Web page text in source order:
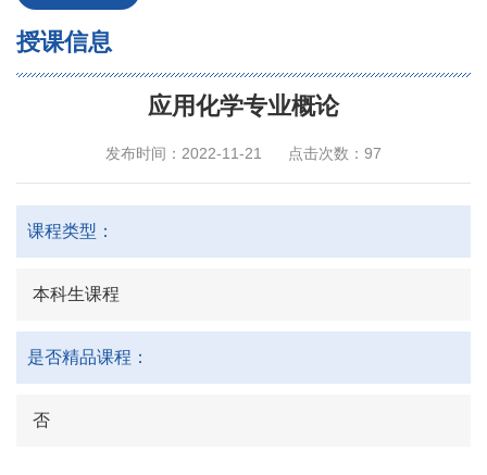
授课信息
应用化学专业概论
发布时间：2022-11-21 点击次数： 97
课程类型：
本科生课程
是否精品课程：
否